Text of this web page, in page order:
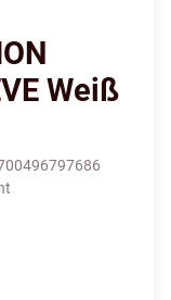
Weiß